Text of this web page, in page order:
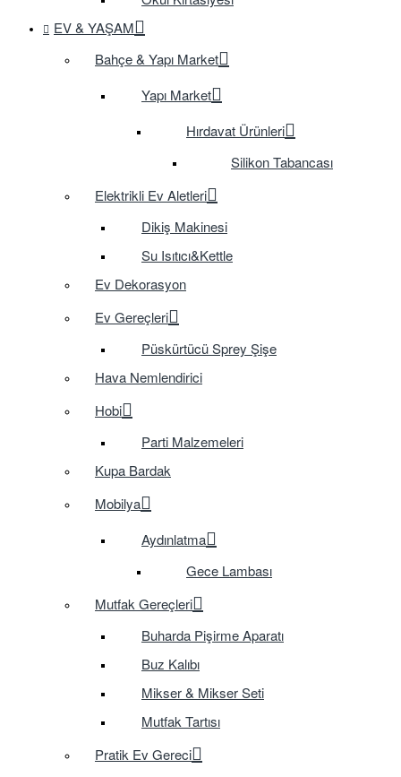
EV & YAŞAM
Bahçe & Yapı Market
Yapı Market
Hırdavat Ürünleri
Silikon Tabancası
Elektrikli Ev Aletleri
Dikiş Makinesi
Su Isıtıcı&Kettle
Ev Dekorasyon
Ev Gereçleri
Püskürtücü Sprey Şişe
Hava Nemlendirici
Hobi
Parti Malzemeleri
Kupa Bardak
Mobilya
Aydınlatma
Gece Lambası
Mutfak Gereçleri
Buharda Pişirme Aparatı
Buz Kalıbı
Mikser & Mikser Seti
Mutfak Tartısı
Pratik Ev Gereci